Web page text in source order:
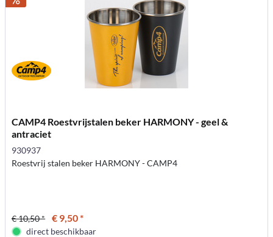
CAMP4 Roestvrijstalen beker HARMONY - geel &
antraciet
930937
Roestvrij stalen beker HARMONY - CAMP4
€ 10,50 * € 9,50 *
direct beschikbaar